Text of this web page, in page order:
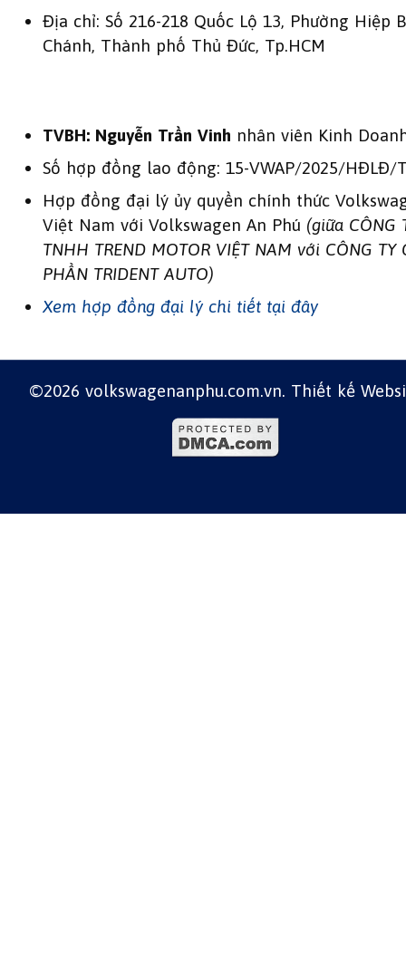
Địa chỉ: Số 216-218 Quốc Lộ 13, Phường Hiệp
Chánh, Thành phố Thủ Đức, Tp.HCM
TVBH: Nguyễn Trần Vinh nhân viên Kinh
Số hợp đồng lao động: 15-VWAP/2025/HĐLĐ/
Hợp đồng đại lý ủy quyền chính thức
Việt Nam với Volkswagen An Phú (giữa CÔNG
TNHH TREND MOTOR VIỆT NAM với CÔNG TY
PHẦN TRIDENT AUTO)
Xem hợp đồng đại lý chi tiết tại đây
©2026 volkswagenanphu.com.vn. Thiết kế